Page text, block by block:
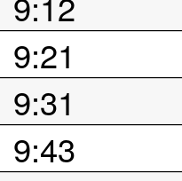
9:21
9:31
9:43